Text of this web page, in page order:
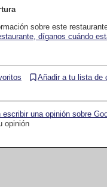
sobre este
díganos cuándo
Añadir a tu lista de
una opinión sobre
opinión